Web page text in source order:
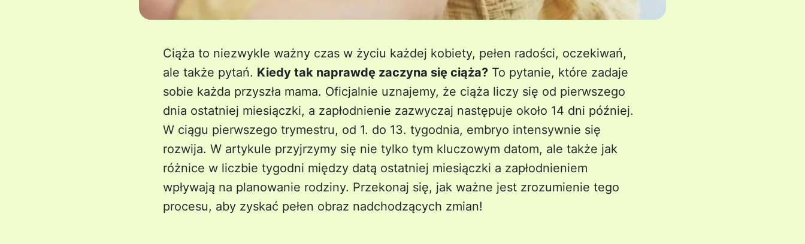
Ciąża to niezwykle ważny czas w życiu każdej kobiety, pełen radości, oczekiwań,
ale także pytań. Kiedy tak naprawdę zaczyna się ciąża? To pytanie, które zadaje
sobie każda przyszła mama. Oficjalnie uznajemy, że ciąża liczy się od pierwszego
dnia ostatniej miesiączki, a zapłodnienie zazwyczaj następuje około 14 dni później.
W ciągu pierwszego trymestru, od 1. do 13. tygodnia, embryo intensywnie się
rozwija. W artykule przyjrzymy się nie tylko tym kluczowym datom, ale także jak
różnice w liczbie tygodni między datą ostatniej miesiączki a zapłodnieniem
wpływają na planowanie rodziny. Przekonaj się, jak ważne jest zrozumienie tego
procesu, aby zyskać pełen obraz nadchodzących zmian!